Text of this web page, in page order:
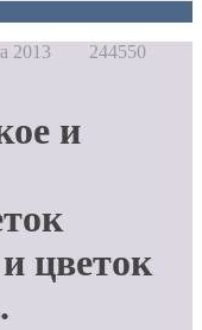
2013
244550
и
цветок